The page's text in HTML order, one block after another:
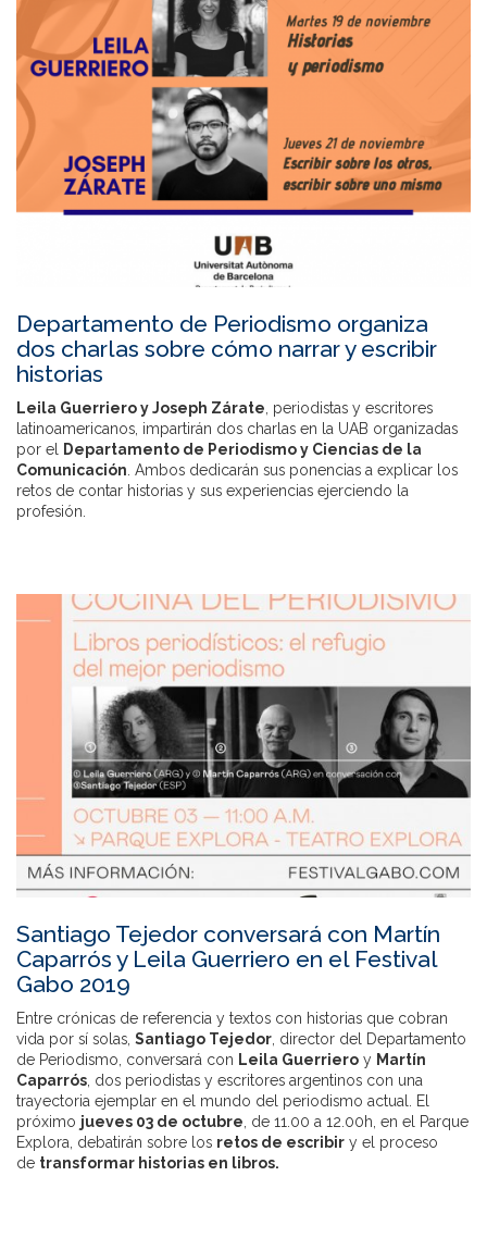
Departamento de Periodismo organiza
dos charlas sobre cómo narrar y escribir
historias
Leila Guerriero y Joseph Zárate , periodistas y escritores
latinoamericanos, impartirán dos charlas en la UAB organizadas
por el
Departamento de Periodismo y Ciencias de la
Comunicación . Ambos dedicarán sus ponencias a explicar los
retos de contar historias y sus experiencias ejerciendo la
profesión.
Santiago Tejedor conversará con Martín
Caparrós y Leila Guerriero en el Festival
Gabo 2019
Entre crónicas de referencia y textos con historias que cobran
vida por sí solas, Santiago Tejedor , director del Departamento
de Periodismo, conversará con Leila Guerriero y Martín
Caparrós , dos periodistas y escritores argentinos con una
trayectoria ejemplar en el mundo del periodismo actual. El
próximo jueves 03 de octubre , de 11.00 a 12.00h, en el Parque
Explora, debatirán sobre los retos de escribir y el proceso
de transformar historias en libros.